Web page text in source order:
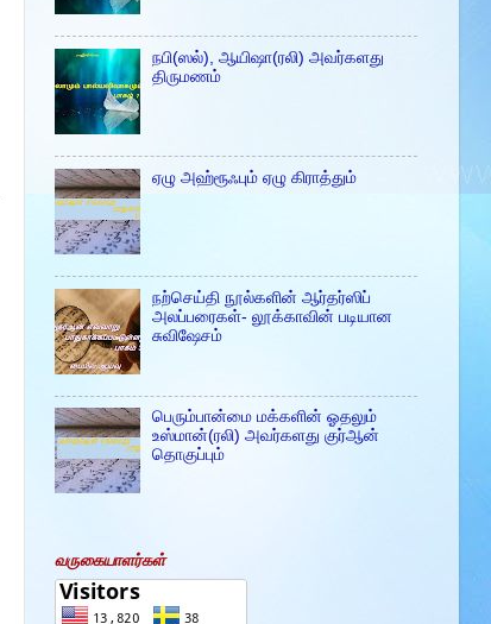
நபி(ஸல்), ஆயிஷா(ரலி) அவர்களது
திருமணம்
ஏழு அஹ்ரூஃபும் ஏழு கிராத்தும்
நற்செய்தி நூல்களின் ஆர்தர்ஸிப்
அலப்பரைகள்- லூக்காவின் படியான
சுவிஷேசம்
பெரும்பான்மை மக்களின் ஓதலும்
உஸ்மான்(ரலி) அவர்களது குர்ஆன்
தொகுப்பும்
வருகையாளர்கள்